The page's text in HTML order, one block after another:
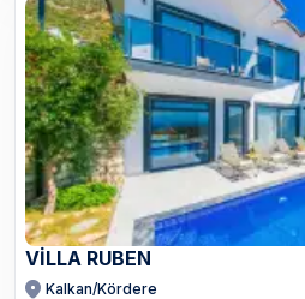
VİLLA RUBEN
Kalkan/Kördere